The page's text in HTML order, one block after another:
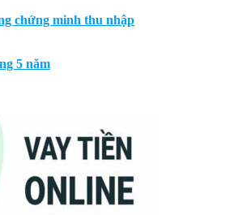
chứng minh thu nhập
5 năm